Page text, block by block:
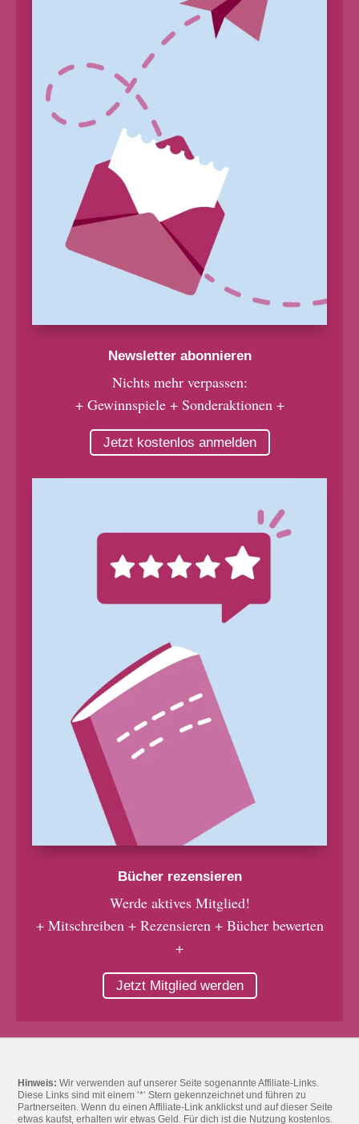
Newsletter abonnieren
Nichts mehr verpassen:
+ Gewinnspiele + Sonderaktionen +
Jetzt kostenlos anmelden
Bücher rezensieren
Werde aktives Mitglied!
+ Mitschreiben + Rezensieren + Bücher bewerten
+
Jetzt Mitglied werden
Hinweis: Wir verwenden auf unserer Seite sogenannte Affiliate-Links.
Diese Links sind mit einem ‘*‘ Stern gekennzeichnet und führen zu
Partnerseiten. Wenn du einen Affiliate-Link anklickst und auf dieser Seite
etwas kaufst, erhalten wir etwas Geld. Für dich ist die Nutzung kostenlos.